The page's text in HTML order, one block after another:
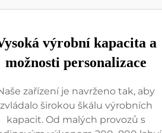
výrobní kapacita a
možnosti personalizace
zařízení je navrženo tak, aby
zvládalo širokou škálu výrobních
kapacit. Od malých provozů s